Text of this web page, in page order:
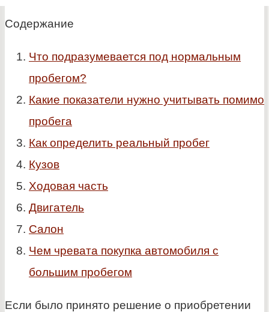
Содержание
Что подразумевается под нормальным
пробегом?
Какие показатели нужно учитывать помимо
пробега
Как определить реальный пробег
Кузов
Ходовая часть
Двигатель
Салон
Чем чревата покупка автомобиля с
большим пробегом
Если было принято решение о приобретении